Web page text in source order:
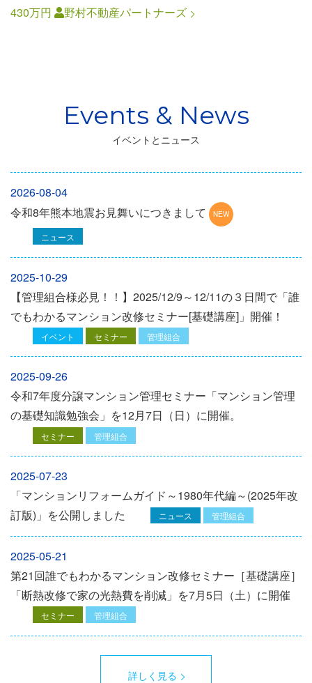
430万円 野村不動産パートナーズ
イベントとニュース
2026-08-04
令和8年熊本地震お見舞いにつきまして
ニュース
2025-10-29
【管理組合様必見！！】2025/12/9～12/11の３日間で「誰
でもわかるマンション改修セミナー[基礎講座]」開催！
イベント セミナー 管理組合
2025-09-26
令和7年度分譲マンション管理セミナー「マンション管理
の基礎知識勉強会」を12⽉7⽇（⽇）に開催。
セミナー 管理組合
2025-07-23
「マンションリフォームガイド～1980年代編～(2025年改
訂版)」を公開しました
ニュース 管理組合
2025-05-21
第21回誰でもわかるマンション改修セミナー［基礎講座］
「断熱改修で家の光熱費を削減」を7月5日（土）に開催
セミナー 管理組合
詳しく見る